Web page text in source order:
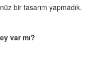
bir tasarım yapmadık.
var mı?